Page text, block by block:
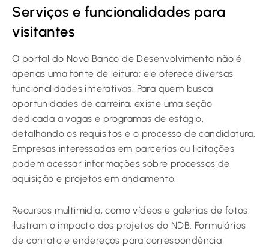
Serviços e funcionalidades para
visitantes
O portal do Novo Banco de Desenvolvimento não é
apenas uma fonte de leitura; ele oferece diversas
funcionalidades interativas. Para quem busca
oportunidades de carreira, existe uma seção
dedicada a vagas e programas de estágio,
detalhando os requisitos e o processo de candidatura.
Empresas interessadas em parcerias ou licitações
podem acessar informações sobre processos de
aquisição e projetos em andamento.
Recursos multimídia, como vídeos e galerias de fotos,
ilustram o impacto dos projetos do NDB. Formulários
de contato e endereços para correspondência